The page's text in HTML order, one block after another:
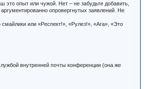
опыт или чужой. Нет – не забудьте добавить,
опровергнутых заявлений. Не
или «Респект!», «Рулез!», «Ага», «Это
внутренней почты конференции (она же